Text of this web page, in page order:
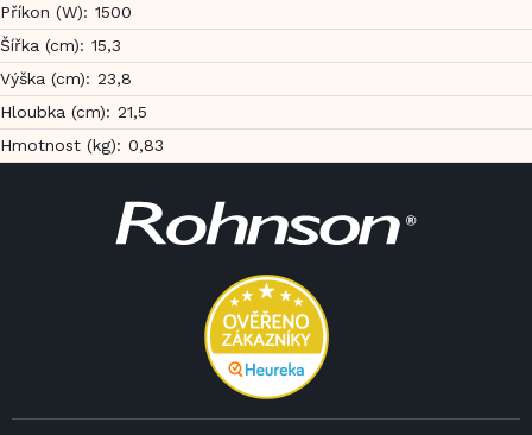
Příkon (W): 1500
Šířka (cm): 15,3
Výška (cm): 23,8
Hloubka (cm): 21,5
Hmotnost (kg): 0,83